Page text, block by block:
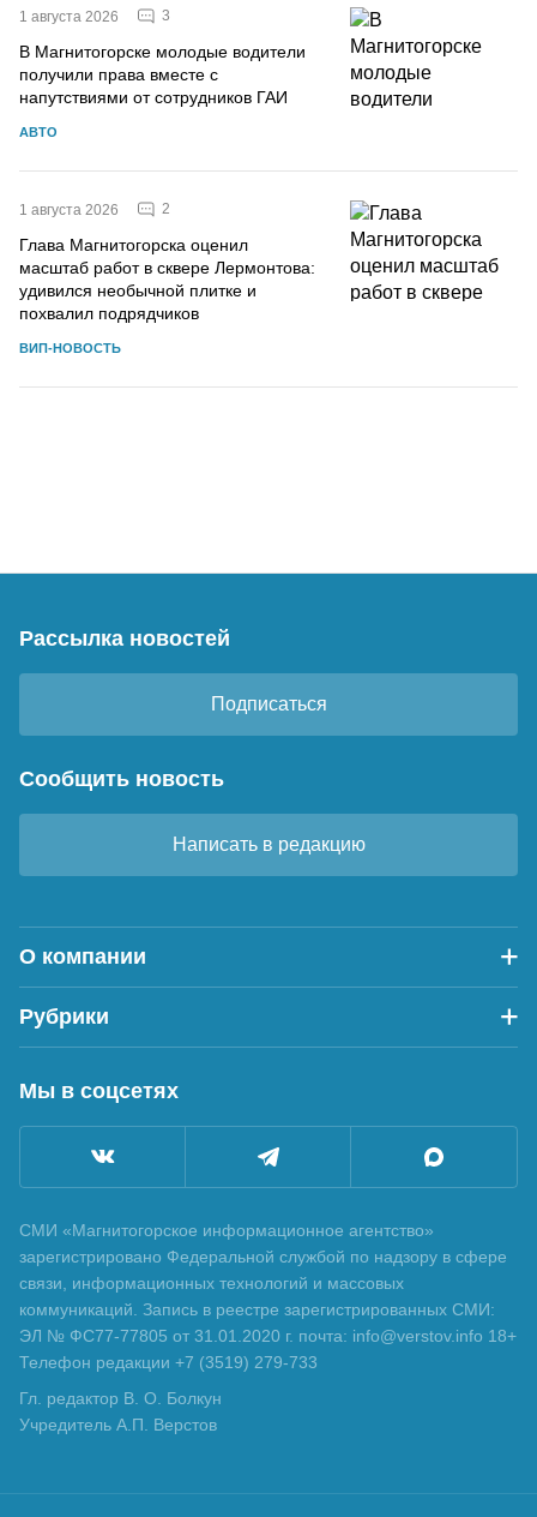
1 августа 2026 3
В Магнитогорске молодые водители
получили права вместе с
напутствиями от сотрудников ГАИ
АВТО
1 августа 2026 2
Глава Магнитогорска оценил
масштаб работ в сквере Лермонтова:
удивился необычной плитке и
похвалил подрядчиков
ВИП-НОВОСТЬ
Рассылка новостей
Подписаться
Сообщить новость
Написать в редакцию
О компании
Рубрики
Мы в соцсетях
СМИ «Магнитогорское информационное агентство»
зарегистрировано Федеральной службой по надзору в сфере
связи, информационных технологий и массовых
коммуникаций. Запись в реестре зарегистрированных СМИ:
ЭЛ № ФС77-77805 от 31.01.2020 г. почта: info@verstov.info 18+
Телефон редакции +7 (3519) 279-733
Гл. редактор В. О. Болкун
Учредитель А.П. Верстов